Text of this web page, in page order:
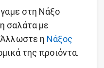
στη Νάξο
σαλάτα με
η Νάξος
της προιόντα.